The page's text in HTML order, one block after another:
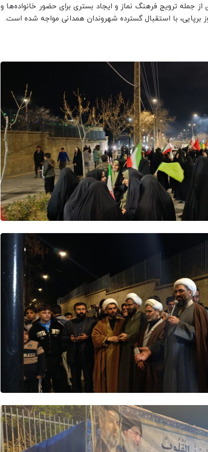
ترویج فرهنگ نماز و ایجاد بستری برای حضور خانواده‌ها و
برپایی، با استقبال گسترده شهروندان همدانی مواجه شده است.